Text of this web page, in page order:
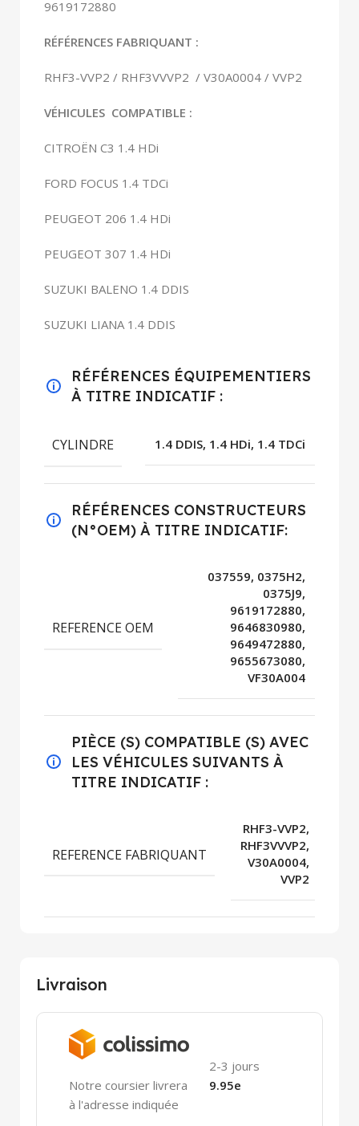
9619172880
RÉFÉRENCES FABRIQUANT :
RHF3-VVP2 / RHF3VVVP2 / V30A0004 / VVP2
VÉHICULES COMPATIBLE :
CITROËN C3 1.4 HDi
FORD FOCUS 1.4 TDCi
PEUGEOT 206 1.4 HDi
PEUGEOT 307 1.4 HDi
SUZUKI BALENO 1.4 DDIS
SUZUKI LIANA 1.4 DDIS
RÉFÉRENCES ÉQUIPEMENTIERS
À TITRE INDICATIF :
CYLINDRE 1.4 DDIS, 1.4 HDi, 1.4 TDCi
RÉFÉRENCES CONSTRUCTEURS
(N°OEM) À TITRE INDICATIF:
REFERENCE OEM
037559, 0375H2,
0375J9,
9619172880,
9646830980,
9649472880,
9655673080,
VF30A004
PIÈCE (S) COMPATIBLE (S) AVEC
LES VÉHICULES SUIVANTS À
TITRE INDICATIF :
REFERENCE FABRIQUANT
RHF3-VVP2,
RHF3VVVP2,
V30A0004,
VVP2
Livraison
Notre coursier livrera
à l'adresse indiquée
2-3 jours
9.95e